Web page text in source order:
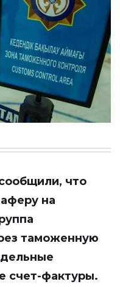
, что
на
таможенную
счет-фактуры.